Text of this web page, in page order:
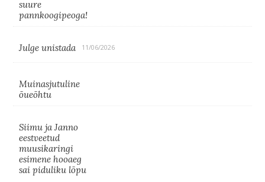
suure
pannkoogipeoga!
Julge unistada 11/06/2026
Muinasjutuline
õueõhtu
Siimu ja Janno
eestveetud
muusikaringi
esimene hooaeg
sai piduliku lõpu